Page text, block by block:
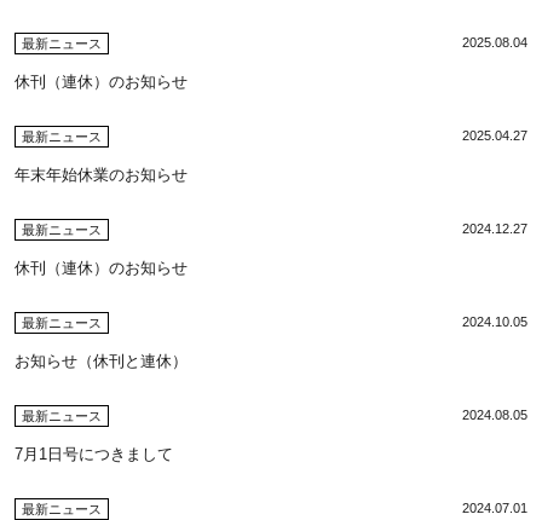
最新ニュース 2025.08.04
休刊（連休）のお知らせ
最新ニュース 2025.04.27
年末年始休業のお知らせ
最新ニュース 2024.12.27
休刊（連休）のお知らせ
最新ニュース 2024.10.05
お知らせ（休刊と連休）
最新ニュース 2024.08.05
7月1日号につきまして
最新ニュース 2024.07.01